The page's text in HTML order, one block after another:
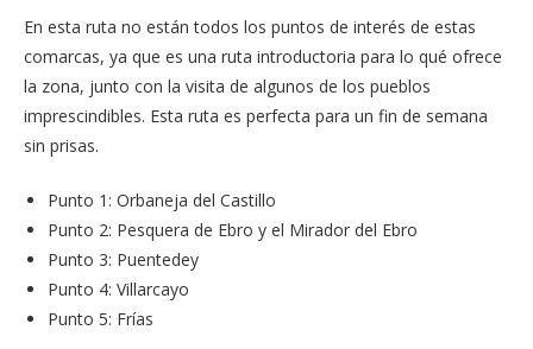
En esta ruta no están todos los puntos de interés de estas
comarcas, ya que es una ruta introductoria para lo qué ofrece
la zona, junto con la visita de algunos de los pueblos
imprescindibles. Esta ruta es perfecta para un fin de semana
sin prisas.
Punto 1: Orbaneja del Castillo
Punto 2: Pesquera de Ebro y el Mirador del Ebro
Punto 3: Puentedey
Punto 4: Villarcayo
Punto 5: Frías